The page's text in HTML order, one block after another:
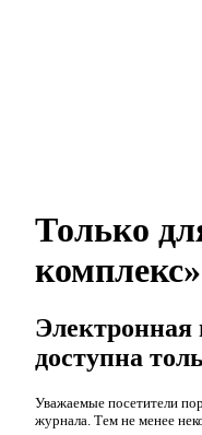
Только
комплекс»
доступна
Уважаемые посетители
журнала. Тем не менее